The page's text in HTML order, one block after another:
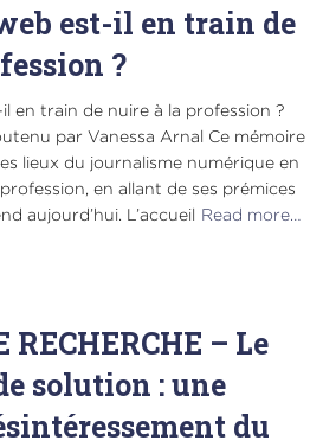
est-il en train de
?
en train de nuire à la profession ?
par Vanessa Arnal Ce mémoire
lieux du journalisme numérique en
en allant de ses prémices
aujourd’hui. L’accueil Read more…
RECHERCHE – Le
solution : une
du